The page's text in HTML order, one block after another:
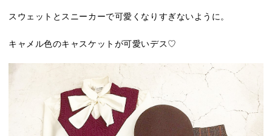
スウェットとスニーカーで可愛くなりすぎないように。
キャメル色のキャスケットが可愛いデス♡